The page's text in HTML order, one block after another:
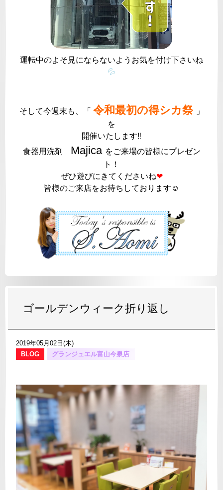
運転中のよそ見にならないようお気を付け下さいね
💦
そして今週末も、「 令和最初の得シカ祭
」
を
開催いたします‼
食器用洗剤 Majica をご来場の皆様にプレゼン
ト！
ぜひ遊びにきてくださいね❤
皆様のご来店をお待ちしております☺
ゴールデンウィーク折り返し
2019年05月02日(木)
BLOG
グランジュエル富山今泉店